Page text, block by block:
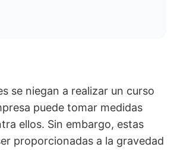
se niegan a realizar un curso
puede tomar medidas
ellos. Sin embargo, estas
proporcionadas a la gravedad